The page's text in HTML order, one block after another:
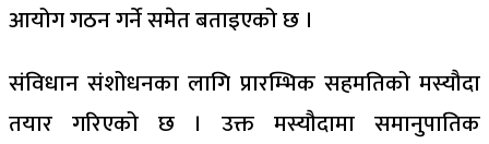
आयोग गठन गर्ने समेत बताइएको छ ।
संविधान संशोधनका लागि प्रारम्भिक सहमतिको मस्यौदा
तयार गरिएको छ । उक्त मस्यौदामा समानुपातिक